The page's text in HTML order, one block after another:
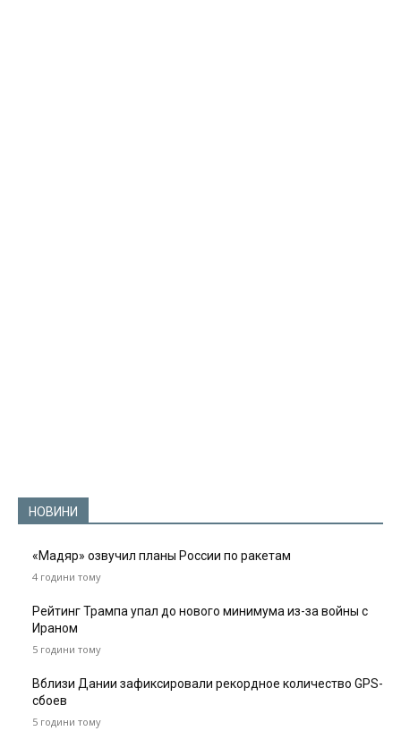
НОВИНИ
«Мадяр» озвучил планы России по ракетам
4 години тому
Рейтинг Трампа упал до нового минимума из-за войны с
Ираном
5 години тому
Вблизи Дании зафиксировали рекордное количество GPS-
сбоев
5 години тому